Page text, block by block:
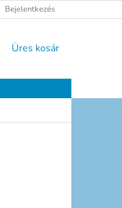
ELÉRHETŐSÉGEK
Bejelentkezés
KOSÁR
Üres kosár